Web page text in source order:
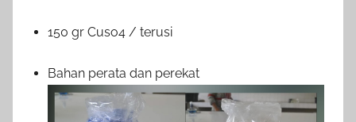
150 gr Cuso4 / terusi
Bahan perata dan perekat